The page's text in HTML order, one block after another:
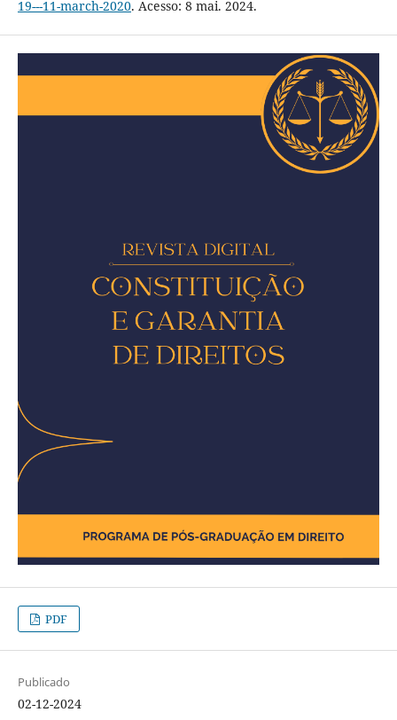
19---11-march-2020. Acesso: 8 mai. 2024.
PDF
Publicado
02-12-2024